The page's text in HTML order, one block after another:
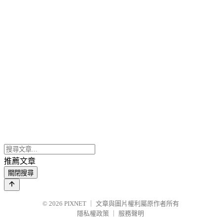
推薦文章
關閉搜尋
© 2026 PIXNET
文章與圖片權利屬原作者所有
隱私權政策
服務聲明